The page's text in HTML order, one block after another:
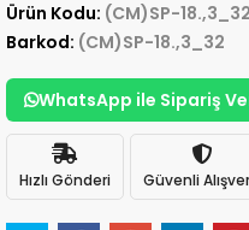
Ürün Kodu: (CM)SP-18.,3_32
Barkod: (CM)SP-18.,3_32
WhatsApp ile Sipariş
Hızlı Gönderi Güvenli